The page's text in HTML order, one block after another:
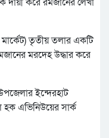
মার্কেট) তৃতীয় তলার একটি
মরদেহ উদ্ধার করে
ইন্দেরহাট
হক এভিনিউয়ের সার্ক